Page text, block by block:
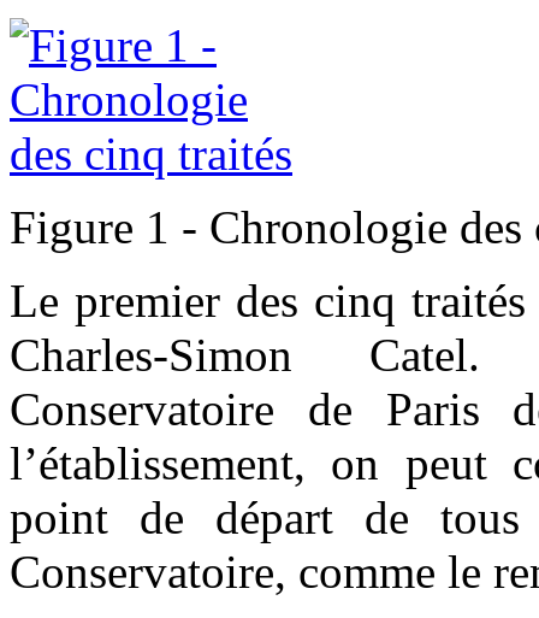
Figure 1 - Chronologie des
Le premier des cinq
Charles-Simon
Conservatoire de Paris
l’établissement, on peut
point de départ de tous
Conservatoire, comme le